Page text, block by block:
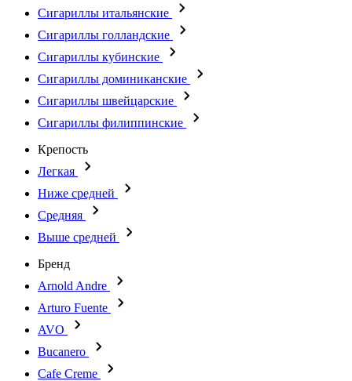
Сигариллы итальянские
Сигариллы голландские
Сигариллы кубинские
Сигариллы доминиканские
Сигариллы швейцарские
Сигариллы филиппинские
Крепость
Легкая
Ниже средней
Средняя
Выше средней
Бренд
Arnold Andre
Arturo Fuente
AVO
Bucanero
Cafe Creme